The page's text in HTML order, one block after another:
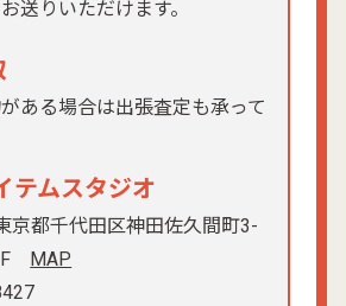
送りいただけます。
ある場合は出張査定も承って
テムスタジオ
京都千代田区神田佐久間町3-
MAP